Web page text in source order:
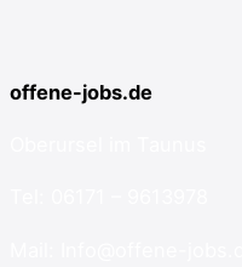
offene-jobs.de